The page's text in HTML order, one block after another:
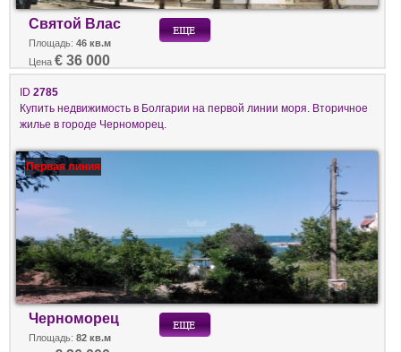
Святой Влас
Площадь: 46 кв.м
Цена € 36 000
ID 2785
Купить недвижимость в Болгарии на первой линии моря. Вторичное
жилье в городе Черноморец.
Первая линия
Черноморец
Площадь: 82 кв.м